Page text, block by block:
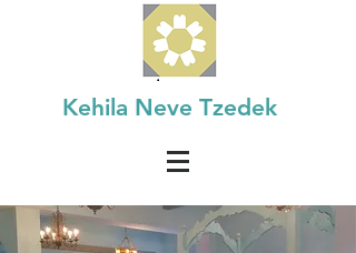
Kehila Neve Tzedek